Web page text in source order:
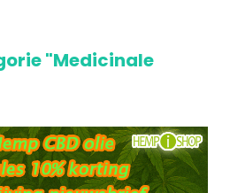
"Medicinale